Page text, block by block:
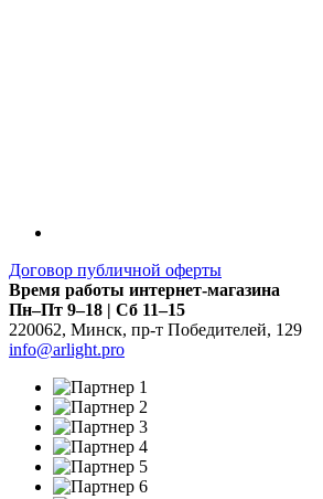
Договор публичной оферты
Время работы интернет-магазина
Пн–Пт 9–18 | Сб 11–15
220062, Минск, пр-т Победителей, 129
info@arlight.pro